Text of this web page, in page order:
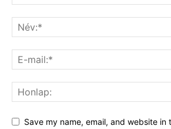
Save my name, email, and website in